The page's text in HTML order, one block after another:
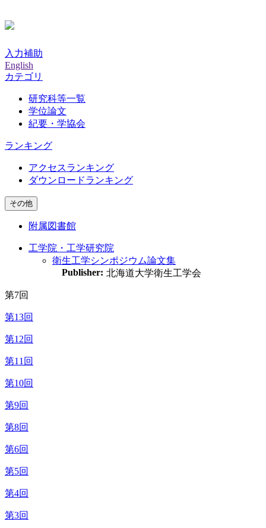
入力補助
English
カテゴリ
研究科等一覧
学位論文
紀要・学協会
ランキング
アクセスランキング
ダウンロードランキング
その他
附属図書館
工学院・工学研究院
衛生工学シンポジウム論文集
Publisher: 北海道大学衛生工学会
第7回
第13回
第12回
第11回
第10回
第9回
第8回
第6回
第5回
第4回
第3回